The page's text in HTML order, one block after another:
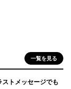
一覧を見る
トメッセージでも